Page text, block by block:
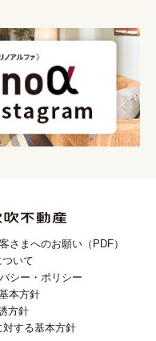
さまへのお願い（PDF）
いて
シー・ポリシー
本方針
方針
する基本方針